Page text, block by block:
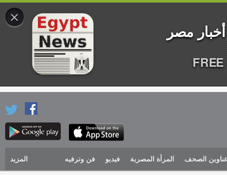
الصحف المرأة المصرية فيديو فن وترفيه المزيد
×